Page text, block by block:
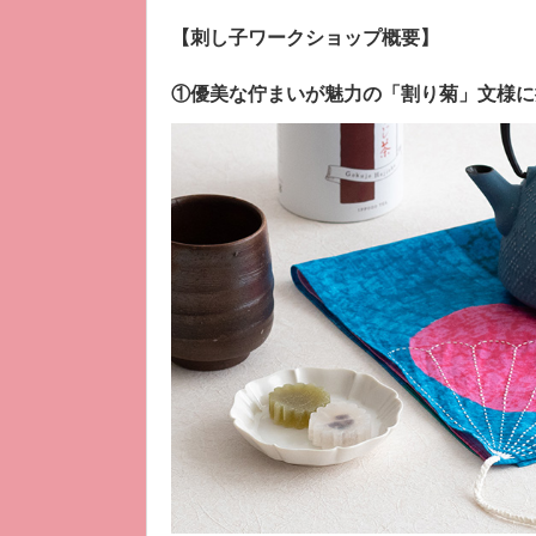
【刺し子ワークショップ概要】
①優美な佇まいが魅力の「割り菊」文様